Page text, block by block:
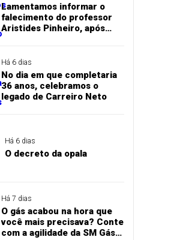
Lamentamos informar o
falecimento do professor
Aristides Pinheiro, após
acidente de trânsito em
Há 6 dias
No dia em que completaria
36 anos, celebramos o
legado de Carreiro Neto
Há 6 dias
O decreto da opala
Há 7 dias
O gás acabou na hora que
você mais precisava? Conte
com a agilidade da SM Gás